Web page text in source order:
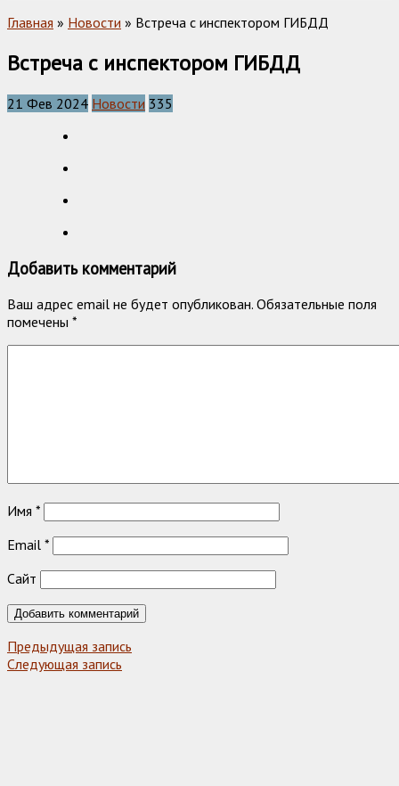
Главная » Новости » Встреча с инспектором ГИБДД
Встреча с инспектором ГИБДД
21 Фев 2024 Новости 335
Добавить комментарий
Ваш адрес email не будет опубликован. Обязательные поля
помечены *
Имя *
Email *
Сайт
Предыдущая запись
Следующая запись